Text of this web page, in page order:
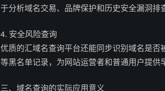
于分析域名交易、品牌保护和历史安全漏洞排
4. 安全风险查询
优质的汇域名查询平台还能同步识别域名是
等黑名单记录，为网站运营者和普通用户提供
三、域名查询的实际应用意义